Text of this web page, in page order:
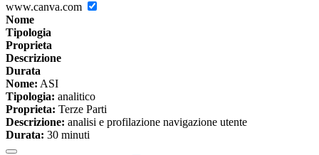
www.canva.com
Nome
Tipologia
Proprieta
Descrizione
Durata
Nome: ASI
Tipologia: analitico
Proprieta: Terze Parti
Descrizione: analisi e profilazione navigazione utente
Durata: 30 minuti